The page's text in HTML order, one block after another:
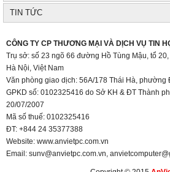
TIN TỨC
CÔNG TY CP THƯƠNG MẠI VÀ DỊCH VỤ TIN
Trụ sở: số 23 ngõ 66 đường Hồ Tùng Mậu, tổ
Hà Nội, Việt Nam
Văn phòng giao dịch: 56A/178 Thái Hà,
GPKD số: 0102325416 do Sở KH & ĐT Thành
20/07/2007
Mã số thuế: 0102325416
ĐT: +844 24 35377388
Website: www.anvietpc.com.vn
Email: sunv@anvietpc.com.vn,